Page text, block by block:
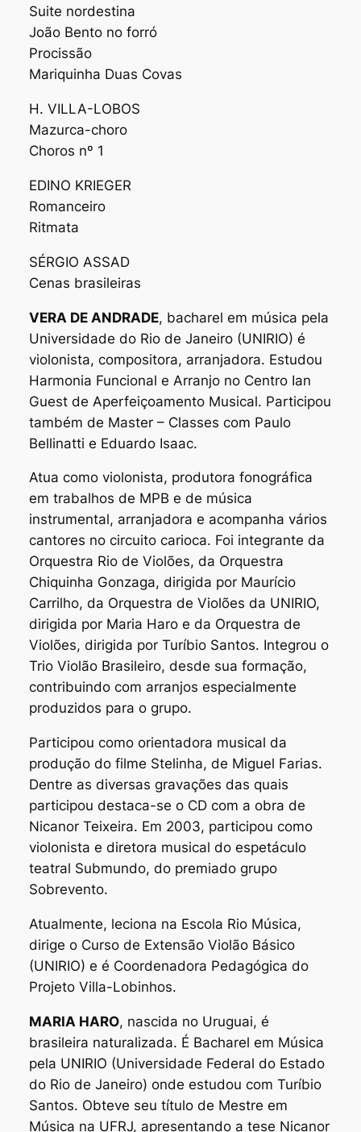
Suite nordestina
João Bento no forró
Procissão
Mariquinha Duas Covas
H. VILLA-LOBOS
Mazurca-choro
Choros nº 1
EDINO KRIEGER
Romanceiro
Ritmata
SÉRGIO ASSAD
Cenas brasileiras
VERA DE ANDRADE, bacharel em música pela
Universidade do Rio de Janeiro (UNIRIO) é
violonista, compositora, arranjadora. Estudou
Harmonia Funcional e Arranjo no Centro Ian
Guest de Aperfeiçoamento Musical. Participou
também de Master – Classes com Paulo
Bellinatti e Eduardo Isaac.
Atua como violonista, produtora fonográfica
em trabalhos de MPB e de música
instrumental, arranjadora e acompanha vários
cantores no circuito carioca. Foi integrante da
Orquestra Rio de Violões, da Orquestra
Chiquinha Gonzaga, dirigida por Maurício
Carrilho, da Orquestra de Violões da UNIRIO,
dirigida por Maria Haro e da Orquestra de
Violões, dirigida por Turíbio Santos. Integrou o
Trio Violão Brasileiro, desde sua formação,
contribuindo com arranjos especialmente
produzidos para o grupo.
Participou como orientadora musical da
produção do filme Stelinha, de Miguel Farias.
Dentre as diversas gravações das quais
participou destaca-se o CD com a obra de
Nicanor Teixeira. Em 2003, participou como
violonista e diretora musical do espetáculo
teatral Submundo, do premiado grupo
Sobrevento.
Atualmente, leciona na Escola Rio Música,
dirige o Curso de Extensão Violão Básico
(UNIRIO) e é Coordenadora Pedagógica do
Projeto Villa-Lobinhos.
MARIA HARO, nascida no Uruguai, é
brasileira naturalizada. É Bacharel em Música
pela UNIRIO (Universidade Federal do Estado
do Rio de Janeiro) onde estudou com Turíbio
Santos. Obteve seu título de Mestre em
Música na UFRJ, apresentando a tese Nicanor